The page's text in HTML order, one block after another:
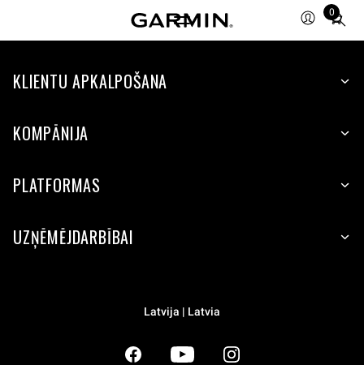
0
Total
items
cart:
KLIENTU APKALPOŠANA
KOMPĀNIJA
PLATFORMAS
UZŅĒMĒJDARBĪBAI
Latvija | Latvia